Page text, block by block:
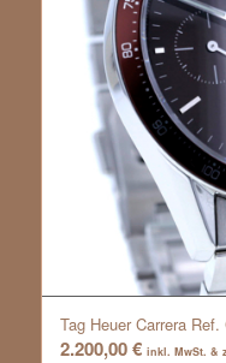
Tag Heuer Carrera
2.200,00€ inkl. MwSt. &